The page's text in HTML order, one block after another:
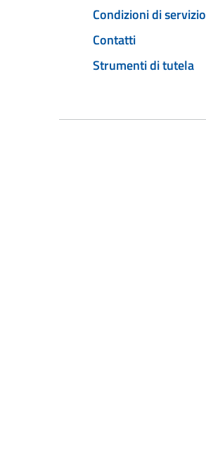
Condizioni di servizio
Contatti
Strumenti di tutela